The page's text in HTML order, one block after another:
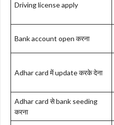
Driving license apply
Bank account open करना
Adhar card में update करके देना
Adhar card से bank seeding
करना